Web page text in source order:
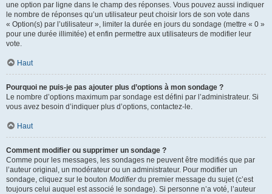
une option par ligne dans le champ des réponses. Vous pouvez aussi indiquer
le nombre de réponses qu’un utilisateur peut choisir lors de son vote dans
« Option(s) par l’utilisateur », limiter la durée en jours du sondage (mettre « 0 »
pour une durée illimitée) et enfin permettre aux utilisateurs de modifier leur
vote.
Haut
Pourquoi ne puis-je pas ajouter plus d’options à mon sondage ?
Le nombre d’options maximum par sondage est défini par l’administrateur. Si
vous avez besoin d’indiquer plus d’options, contactez-le.
Haut
Comment modifier ou supprimer un sondage ?
Comme pour les messages, les sondages ne peuvent être modifiés que par
l’auteur original, un modérateur ou un administrateur. Pour modifier un
sondage, cliquez sur le bouton Modifierdu premier message du sujet (c’est
toujours celui auquel est associé le sondage). Si personne n’a voté, l’auteur